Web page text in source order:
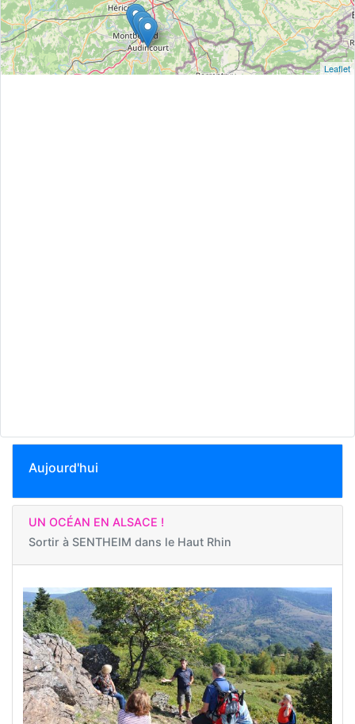
Leaflet
Aujourd'hui
UN OCÉAN EN ALSACE !
Sortir à SENTHEIM dans le Haut Rhin